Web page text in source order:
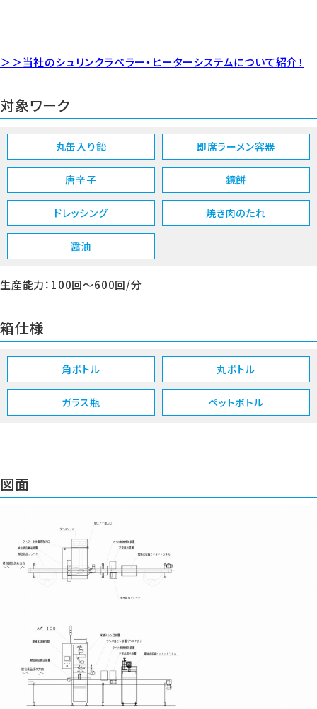
＞＞当社のシュリンクラベラー・ヒーターシステムについて紹介！
対象ワーク
丸缶入り飴 即席ラーメン容器
唐辛子 鏡餅
ドレッシング 焼き肉のたれ
醤油
生産能力：100回～600回/分
箱仕様
角ボトル 丸ボトル
ガラス瓶 ペットボトル
図面